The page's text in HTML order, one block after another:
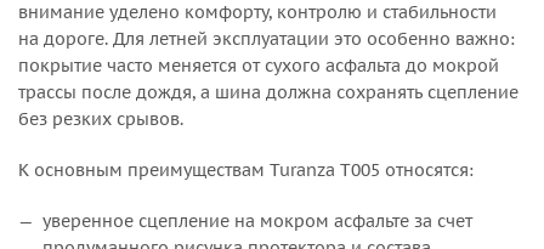
внимание уделено комфорту, контролю и стабильности
на дороге. Для летней эксплуатации это особенно важно:
покрытие часто меняется от сухого асфальта до мокрой
трассы после дождя, а шина должна сохранять сцепление
без резких срывов.
К основным преимуществам Turanza T005 относятся:
уверенное сцепление на мокром асфальте за счет